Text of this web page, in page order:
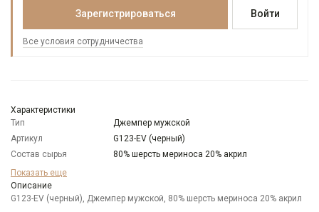
Зарегистрироваться Войти
Все условия сотрудничества
Характеристики
Тип
Джемпер мужской
Артикул
G123-EV (черный)
Состав сырья
80% шерсть мериноса 20% акрил
Бренд
Особенности
ткани
Показать еще
Описание
G123-EV (черный), Джемпер мужской, 80% шерсть мериноса 20% акрил